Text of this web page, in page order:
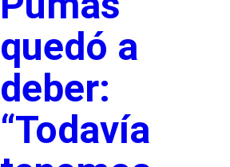
quedó a
deber:
“Todavía